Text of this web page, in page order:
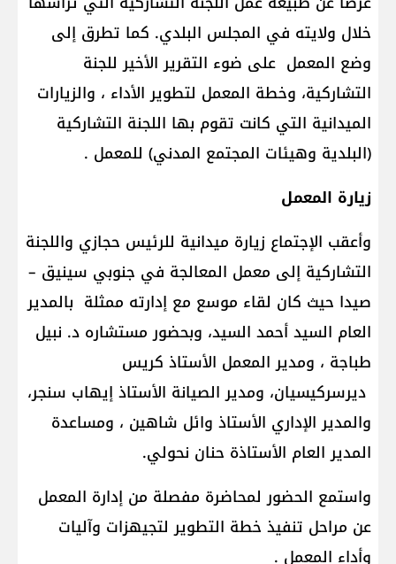
خلال ولايته في المجلس البلدي. كما تطرق إلى
وضع المعمل على ضوء التقرير الأخير للجنة
التشاركية، وخطة المعمل لتطوير الأداء ، والزيارات
الميدانية التي كانت تقوم بها اللجنة التشاركية
(البلدية وهيئات المجتمع المدني) للمعمل .
زيارة المعمل
وأعقب الإجتماع زيارة ميدانية للرئيس حجازي واللجنة
التشاركية إلى معمل المعالجة في جنوبي سينيق –
صيدا حيث كان لقاء موسع مع إدارته ممثلة بالمدير
العام السيد أحمد السيد، وبحضور مستشاره د. نبيل
طباجة ، ومدير المعمل الأستاذ كريس
ديرسركيسيان، ومدير الصيانة الأستاذ إيهاب سنجر،
والمدير الإداري الأستاذ وائل شاهين ، ومساعدة
المدير العام الأستاذة حنان نحولي.
واستمع الحضور لمحاضرة مفصلة من إدارة المعمل
عن مراحل تنفيذ خطة التطوير لتجيهزات وآليات
وأداء المعمل .